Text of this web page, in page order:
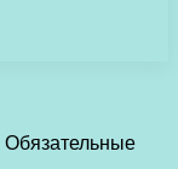
Обязательные